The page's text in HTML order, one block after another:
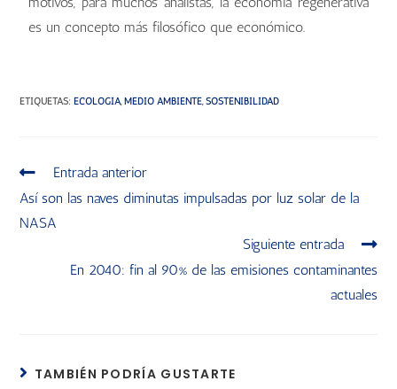
es un concepto más filosófico que económico.
ETIQUETAS:ECOLOGÍA, MEDIO AMBIENTE, SOSTENIBILIDAD
Entrada anterior
Así son las naves diminutas impulsadas por luz solar de la
NASA
Siguiente entrada
En 2040: fin al 90% de las emisiones contaminantes
actuales
TAMBIÉN PODRÍA GUSTARTE